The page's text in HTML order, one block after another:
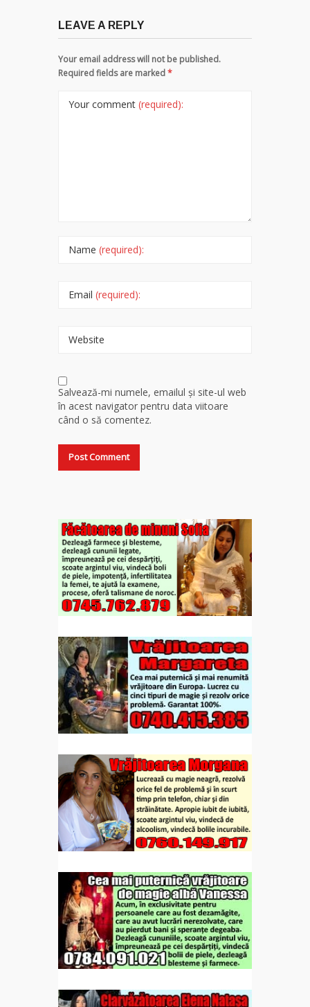
LEAVE A REPLY
Your email address will not be published.
Required fields are marked*
Your comment (required):
Name (required):
Email (required):
Website
Salvează-mi numele, emailul și site-ul web
în acest navigator pentru data viitoare
când o să comentez.